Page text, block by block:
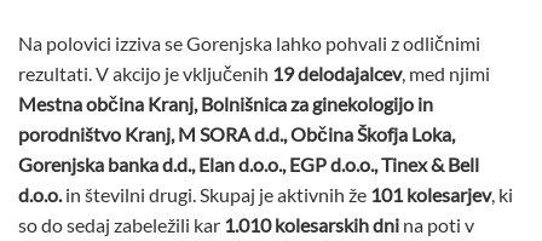
Na polovici izziva se Gorenjska lahko pohvali z odličnimi
rezultati. V akcijo je vključenih 19 delodajalcev, med njimi
Mestna občina Kranj, Bolnišnica za ginekologijo in
porodništvo Kranj, M SORA d.d., Občina Škofja Loka,
Gorenjska banka d.d., Elan d.o.o., EGP d.o.o., Tinex & Bell
d.o.o. in številni drugi. Skupaj je aktivnih že 101 kolesarjev, ki
so do sedaj zabeležili kar 1.010 kolesarskih dni na poti v